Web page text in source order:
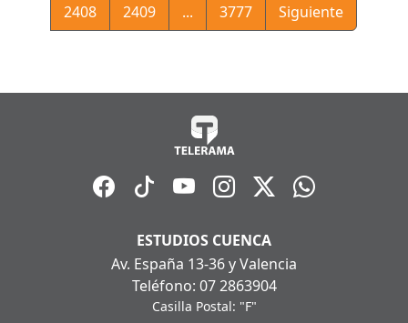
2408
2409 ... 3777 Siguiente
ESTUDIOS CUENCA
Av. España 13-36 y Valencia
Teléfono: 07 2863904
Casilla Postal: "F"